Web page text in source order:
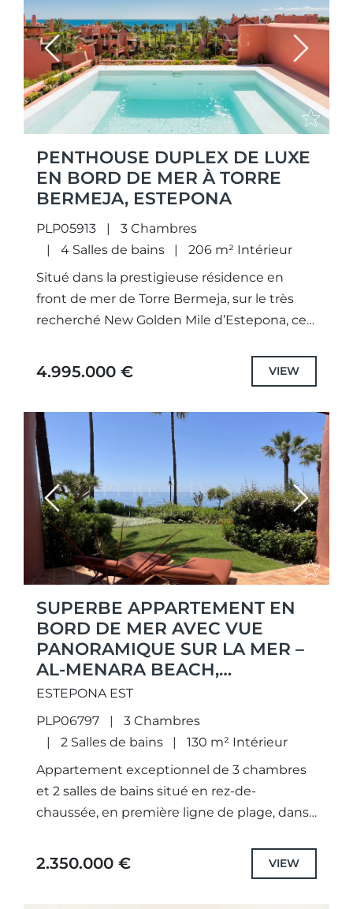
Previous Next
PENTHOUSE DUPLEX DE LUXE
EN BORD DE MER À TORRE
BERMEJA, ESTEPONA
PLP05913
3 Chambres
4 Salles de bains
206 m² Intérieur
Situé dans la prestigieuse résidence en
front de mer de Torre Bermeja, sur le très
recherché New Golden Mile d’Estepona, ce
harmonieusement l’architecture andalouse
4.995.000 € VIEW
Previous Next
SUPERBE APPARTEMENT EN
BORD DE MER AVEC VUE
PANORAMIQUE SUR LA MER –
AL-MENARA BEACH,
ESTEPONA
ESTEPONA EST
PLP06797
3 Chambres
2 Salles de bains
130 m² Intérieur
Appartement exceptionnel de 3 chambres
et 2 salles de bains situé en rez-de-
chaussée, en première ligne de plage, dans
Estepona. Offrant des vues imprenables...
2.350.000 € VIEW